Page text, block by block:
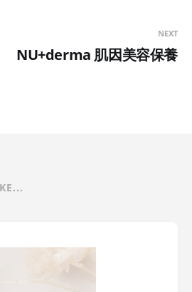
NEXT
NU+derma 肌因美容保養